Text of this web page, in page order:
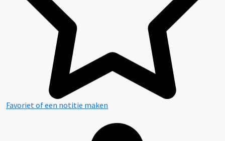
Favoriet of een notitie maken